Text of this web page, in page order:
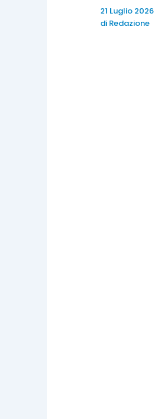
21 Luglio 2026
di Redazione